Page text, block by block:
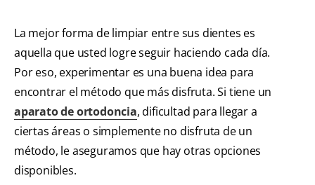
La mejor forma de limpiar entre sus dientes es
aquella que usted logre seguir haciendo cada día.
Por eso, experimentar es una buena idea para
encontrar el método que más disfruta. Si tiene un
aparato de ortodoncia, dificultad para llegar a
ciertas áreas o simplemente no disfruta de un
método, le aseguramos que hay otras opciones
disponibles.